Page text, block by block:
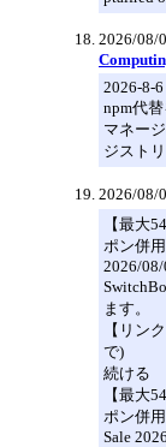
2026/08/
2026-8-6
npm代
マネー
ジスト
2026/08/
【最大
ポン併
2026/08/
ます。
【リン
で)
続ける
【最大
ポン併
Sale